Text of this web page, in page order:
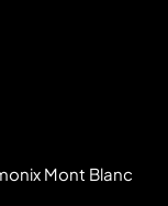
Mont Blanc